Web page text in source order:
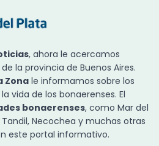
, ahora le acercamos
la provincia de Buenos Aires.
Zona le informamos sobre los
vida de los bonaerenses. El
bonaerenses, como Mar del
Necochea y muchas otras
este portal informativo.